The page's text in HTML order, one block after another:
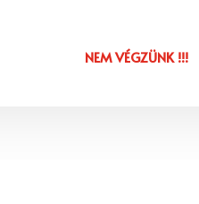
NEM VÉGZÜNK !!!